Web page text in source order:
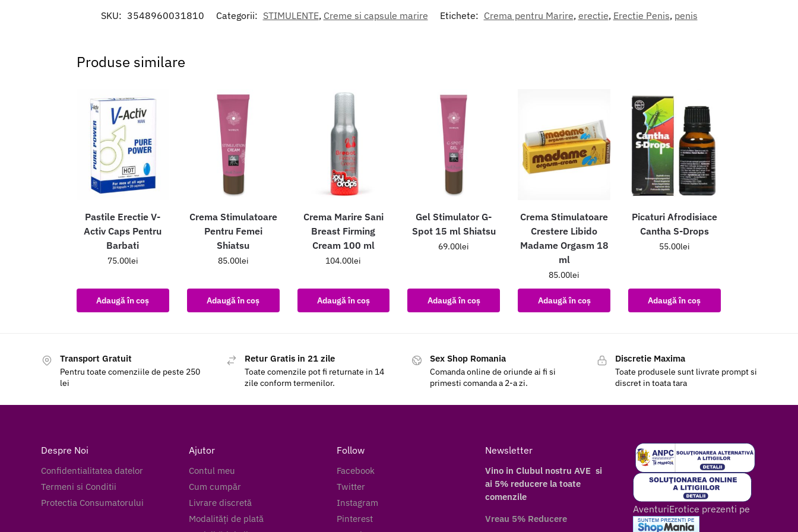
SKU: 3548960031810 Categorii: STIMULENTE, Creme si capsule marire Etichete: Crema pentru Marire, erectie, Erectie Penis, penis
Produse similare
Pastile Erectie V-
Activ Caps Pentru
Barbati
75.00lei
Adaugă în coș
Crema Stimulatoare
Pentru Femei
Shiatsu
85.00lei
Adaugă în coș
Crema Marire Sani
Breast Firming
Cream 100 ml
104.00lei
Adaugă în coș
Gel Stimulator G-
Spot 15 ml Shiatsu
69.00lei
Adaugă în coș
Crema Stimulatoare
Crestere Libido
Madame Orgasm 18
ml
85.00lei
Adaugă în coș
Picaturi Afrodisiace
Cantha S-Drops
55.00lei
Adaugă în coș
Transport Gratuit
Pentru toate comenziile de peste 250
lei
Retur Gratis in 21 zile
Toate comenzile pot fi returnate in 14
zile conform termenilor.
Sex Shop Romania
Comanda online de oriunde ai fi si
primesti comanda a 2-a zi.
Discretie Maxima
Toate produsele sunt livrate prompt si
discret in toata tara
Despre Noi
Confidentialitatea datelor
Termeni si Conditii
Protectia Consumatorului
Ajutor
Contul meu
Cum cumpăr
Livrare discretă
Modalități de plată
Follow
Facebook
Twitter
Instagram
Pinterest
Newsletter
Vino in Clubul nostru AVE si
ai 5% reducere la toate
comenzile
Vreau 5% Reducere
AventuriErotice prezenti pe